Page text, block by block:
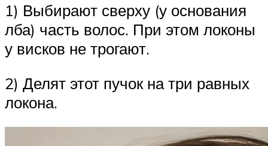
1) Выбирают сверху (у основания
лба) часть волос. При этом локоны
у висков не трогают.
2) Делят этот пучок на три равных
локона.